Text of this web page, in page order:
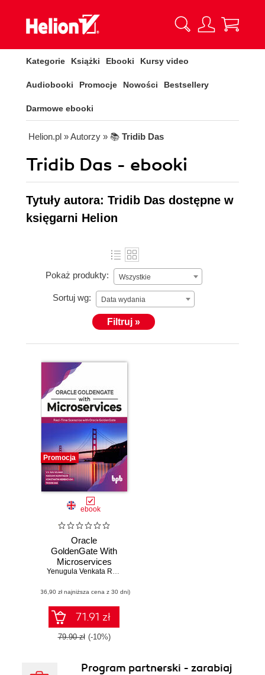
Kategorie Książki Ebooki Kursy video
Audiobooki Promocje Nowości Bestsellery
Darmowe ebooki
Helion.pl » Autorzy » 📚 Tridib Das
Tridib Das - ebooki
Tytuły autora: Tridib Das dostępne w
księgarni Helion
Pokaż produkty: Wszystkie
Sortuj wg: Data wydania
Filtruj »
Promocja
ebook
Oracle
GoldenGate With
Microservices
Yenugula Venkata Ravi Kumar
(36,90 zł najniższa cena z 30 dni)
71.91 zł
79.90 zł (-10%)
Program partnerski - zarabiaj